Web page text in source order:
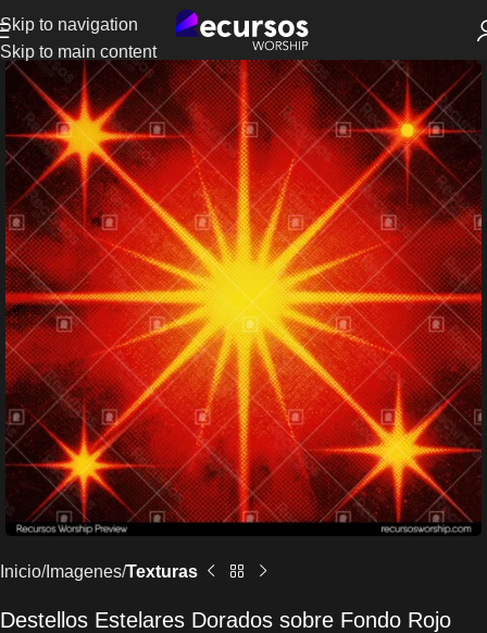
Skip to navigation
Skip to main content
Inicio Imagenes Texturas
Destellos Estelares Dorados sobre Fondo Rojo